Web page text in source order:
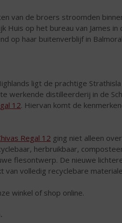
van de broers stroomden
Huis op het bureau van James
op haar buitenverblijf in
ligt de prachtige
werkende distilleerderij in de
12. Hiervan komt de
Regal 12 ging niet alleen
herbruikbaar,
flesontwerp. De nieuwe
van volledig recyclebare
winkel of shop online.